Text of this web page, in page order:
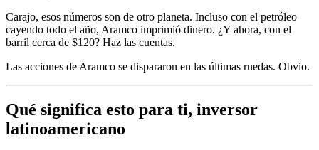
Carajo, esos números son de otro planeta. Incluso con el petróleo
cayendo todo el año, Aramco imprimió dinero. ¿Y ahora, con el
barril cerca de $120? Haz las cuentas.
Las acciones de Aramco se dispararon en las últimas ruedas. Obvio.
Qué significa esto para ti, inversor
latinoamericano